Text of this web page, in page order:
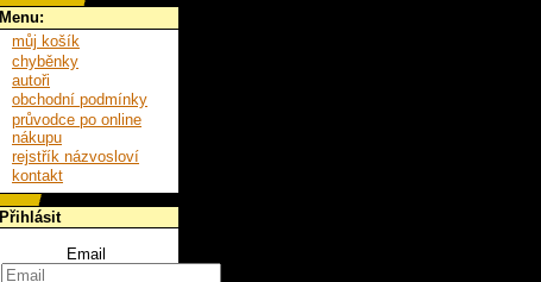
Menu:
můj košík
chyběnky
autoři
obchodní podmínky
průvodce po online
nákupu
rejstřík názvosloví
kontakt
Přihlásit
Email